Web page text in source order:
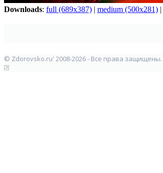
Downloads: full (689x387) | medium (500x281) |
© Zdorovsko.ru' 2008-2026 - Все права защищены.